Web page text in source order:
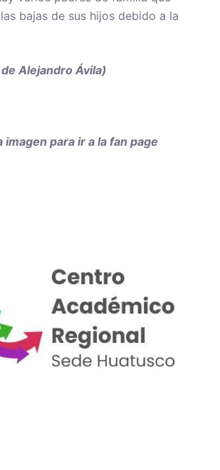
bajas de sus hijos debido a la
Alejandro Ávila)
imagen para ir a la fan page